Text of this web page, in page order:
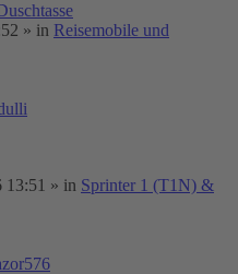
» in Reisemobile und
13:51 » in Sprinter 1 (T1N) &